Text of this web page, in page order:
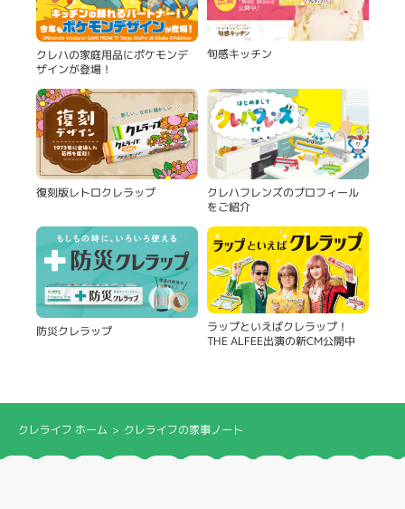
クレハの家庭用品にポケモンデ
ザインが登場！
旬感キッチン
復刻版レトロクレラップ クレハフレンズのプロフィール
をご紹介
防災クレラップ ラップといえばクレラップ！
THE ALFEE出演の新CM公開中
クレライフ ホーム クレライフの家事ノート